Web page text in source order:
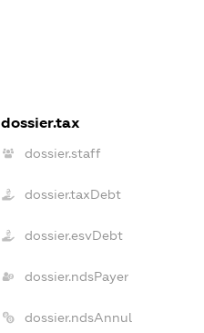
dossier.tax
dossier.staff
dossier.taxDebt
dossier.esvDebt
dossier.ndsPayer
dossier.ndsAnnul